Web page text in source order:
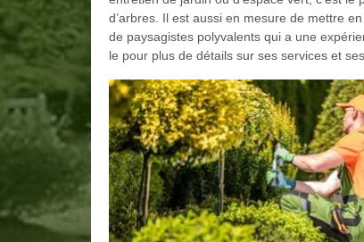
d’arbres. Il est aussi en mesure de mettre
de paysagistes polyvalents qui a une
le pour plus de détails sur ses services et